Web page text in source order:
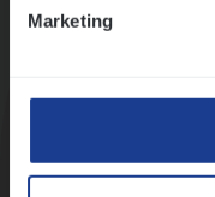
Marketing